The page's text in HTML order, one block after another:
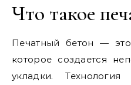
Что такое
Печатный бетон —
которое создается
укладки. Технология